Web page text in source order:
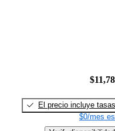
El precio incluye tasas
$0/mes